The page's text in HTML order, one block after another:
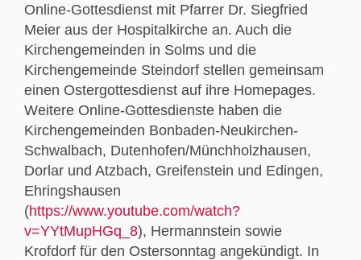
Online-Gottesdienst mit Pfarrer Dr. Siegfried
Meier aus der Hospitalkirche an. Auch die
Kirchengemeinden in Solms und die
Kirchengemeinde Steindorf stellen gemeinsam
einen Ostergottesdienst auf ihre Homepages.
Weitere Online-Gottesdienste haben die
Kirchengemeinden Bonbaden-Neukirchen-
Schwalbach, Dutenhofen/Münchholzhausen,
Dorlar und Atzbach, Greifenstein und Edingen,
Ehringshausen
(https://www.youtube.com/watch?
v=YYtMupHGq_8), Hermannstein sowie
Krofdorf für den Ostersonntag angekündigt. In